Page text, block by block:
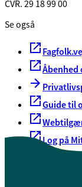
CVR. 29 18 99 00
Se også
Åbenhed
Guide til
Log på